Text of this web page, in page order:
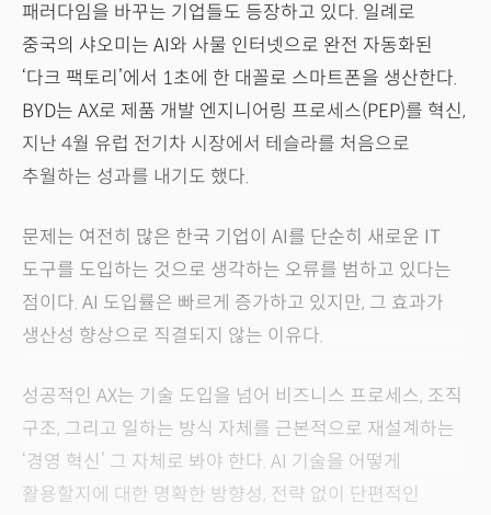
패러다임을 바꾸는 기업들도 등장하고 있다. 일례로
중국의 샤오미는 AI와 사물 인터넷으로 완전 자동화된
‘다크 팩토리’에서 1초에 한 대꼴로 스마트폰을 생산한다.
BYD는 AX로 제품 개발 엔지니어링 프로세스(PEP)를 혁신,
지난 4월 유럽 전기차 시장에서 테슬라를 처음으로
추월하는 성과를 내기도 했다.
문제는 여전히 많은 한국 기업이 AI를 단순히 새로운 IT
도구를 도입하는 것으로 생각하는 오류를 범하고 있다는
점이다. AI 도입률은 빠르게 증가하고 있지만, 그 효과가
생산성 향상으로 직결되지 않는 이유다.
성공적인 AX는 기술 도입을 넘어 비즈니스 프로세스, 조직
구조, 그리고 일하는 방식 자체를 근본적으로 재설계하는
‘경영 혁신’ 그 자체로 봐야 한다. AI 기술을 어떻게
활용할지에 대한 명확한 방향성, 전략 없이 단편적인